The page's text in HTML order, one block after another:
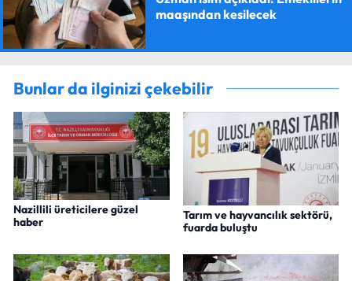
maaşından kesilecek
Bunlar da ilginizi çekebilir
Nazillili üreticilere güzel
haber
Tarım ve hayvancılık sektörü,
fuarda buluştu